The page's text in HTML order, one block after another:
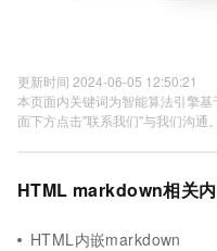
更新时间 2024-06-05 12:50:21
本页面内关键词为智能算法引擎
面下方点击"联系我们"与我们沟通。
HTML markdown相关
HTML内嵌markdown